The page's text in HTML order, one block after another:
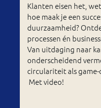
Klanten eisen het,
hoe maak je een
duurzaamheid?
processen én
Van uitdaging naar
onderscheidend
circulariteit als
Met video!